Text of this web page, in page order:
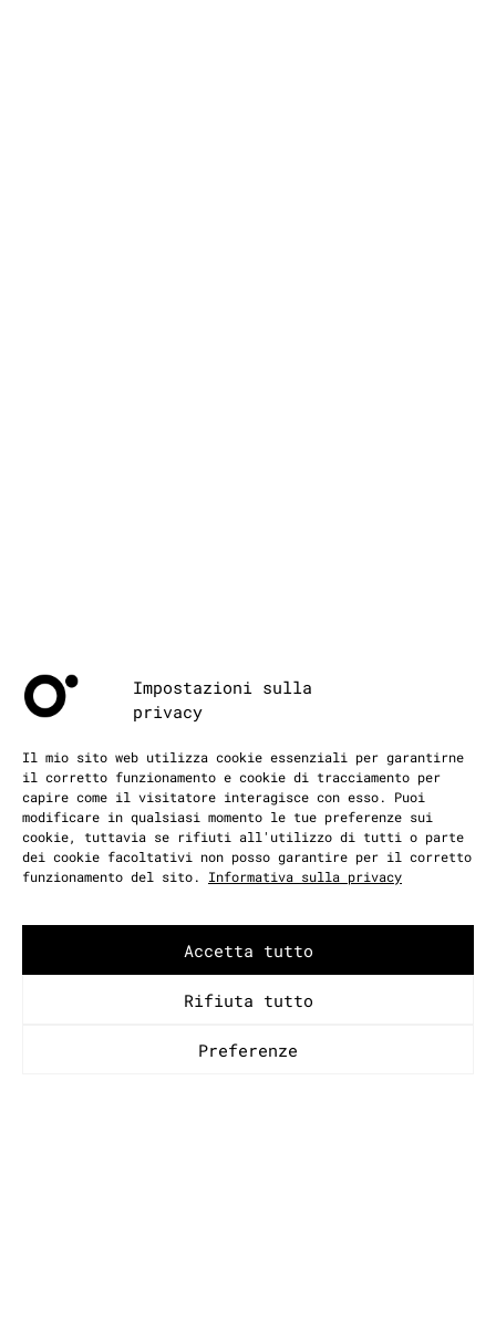
Impostazioni sulla
privacy
Il mio sito web utilizza cookie essenziali per garantirne
il corretto funzionamento e cookie di tracciamento per
capire come il visitatore interagisce con esso. Puoi
modificare in qualsiasi momento le tue preferenze sui
cookie, tuttavia se rifiuti all'utilizzo di tutti o parte
dei cookie facoltativi non posso garantire per il corretto
funzionamento del sito. Informativa sulla privacy
Accetta tutto
Rifiuta tutto
Preferenze
PROGETTI
DIARIO